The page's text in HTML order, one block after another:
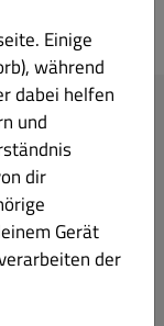
Einige
während
dabei helfen
und
dir
Gerät
der